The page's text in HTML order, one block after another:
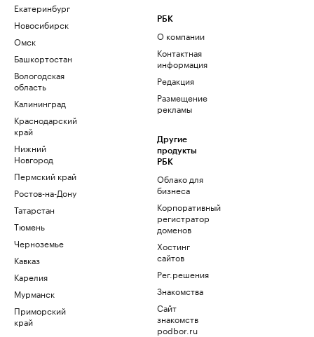
Екатеринбург
Новосибирск
Омск
Башкортостан
Вологодская
область
Калининград
Краснодарский
край
Нижний
Новгород
Пермский край
Ростов-на-Дону
Татарстан
Тюмень
Черноземье
Кавказ
Карелия
Мурманск
Приморский
край
РБК
О компании
Контактная
информация
Редакция
Размещение
рекламы
Другие
продукты
РБК
Облако для
бизнеса
Корпоративный
регистратор
доменов
Хостинг
сайтов
Рег.решения
Знакомства
Сайт
знакомств
podbor.ru